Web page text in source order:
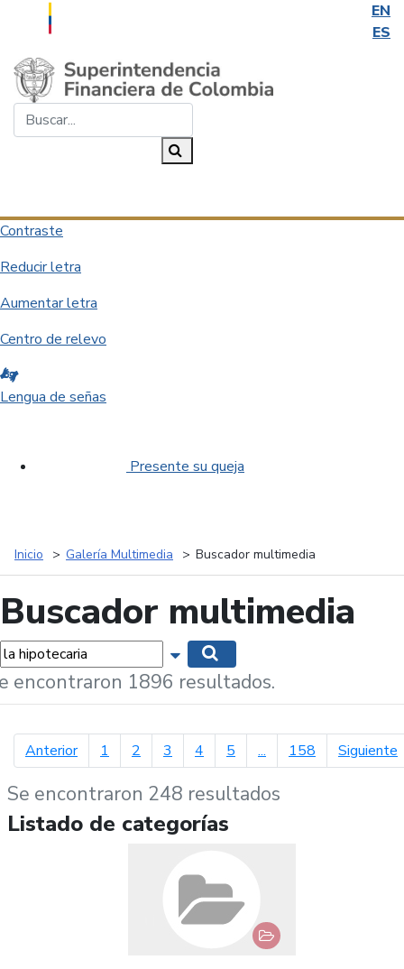
EN
ES
Saltar al contenido principal
Contraste
Reducir letra
Aumentar letra
Centro de relevo
Lengua de señas
Presente su queja
Inicio Galería Multimedia Buscador multimedia
Buscador multimedia
Mostrar opciones de búsqueda
encontraron 1896 resultados.
Anteriorpágina anterior
1 2 3 4 5 ... 158 Siguiente
Se encontraron 248 resultados
Listado de categorías